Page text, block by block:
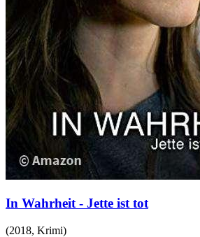
In Wahrheit - Jette ist tot
(2018, Krimi)